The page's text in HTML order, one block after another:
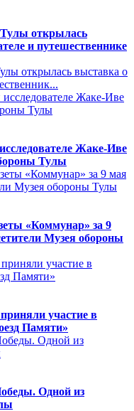
открылась
и путешественнике
открылась выставка о
Жаке-Иве
Тулы
«Коммунар» за 9
Музея обороны
участие в
Памяти»
Одной из